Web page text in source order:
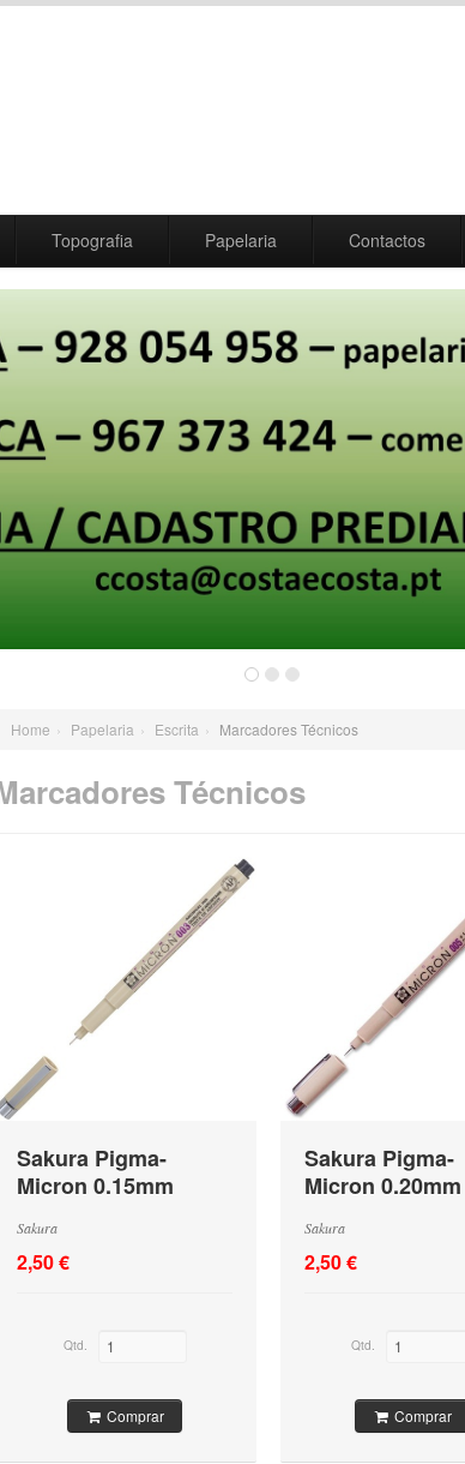
Topografia Papelaria Contactos
Home › Papelaria › Escrita › Marcadores Técnicos
Técnicos
Sakura Pigma-
Micron 0.15mm
Sakura
2,50 €
Qtd.
Comprar
Sakura Pigma-
Micron 0.20mm
Sakura
2,50 €
Qtd.
Comprar